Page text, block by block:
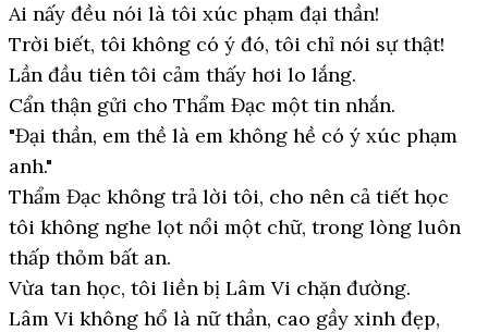
Ai nấy đều nói là tôi xúc phạm đại thần!
Trời biết, tôi không có ý đó, tôi chỉ nói sự thật!
Lần đầu tiên tôi cảm thấy hơi lo lắng.
Cẩn thận gửi cho Thẩm Đạc một tin nhắn.
"Đại thần, em thề là em không hề có ý xúc phạm
anh."
Thẩm Đạc không trả lời tôi, cho nên cả tiết học
tôi không nghe lọt nổi một chữ, trong lòng luôn
thấp thỏm bất an.
Vừa tan học, tôi liền bị Lâm Vi chặn đường.
Lâm Vi không hổ là nữ thần, cao gầy xinh đẹp,